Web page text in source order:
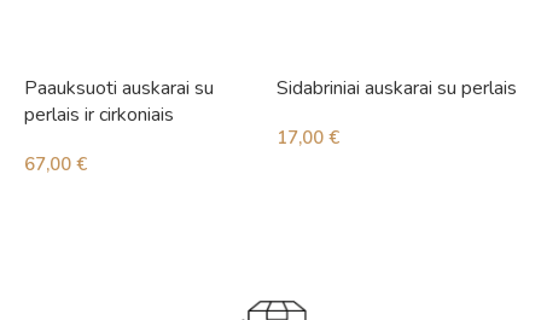
Paauksuoti auskarai su
perlais ir cirkoniais
67,00 €
Sidabriniai auskarai su perlais
17,00 €